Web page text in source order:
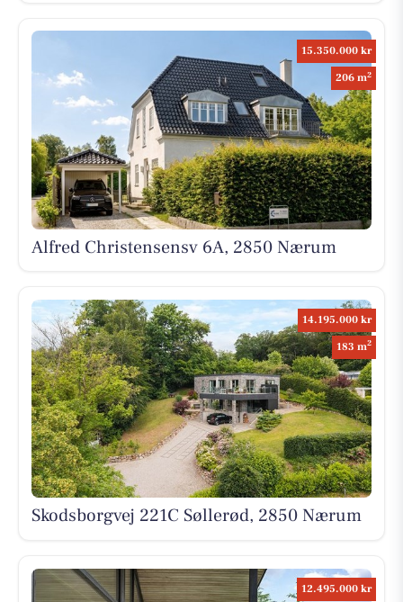
15.350.000 kr
206 m2
Alfred Christensensv 6A, 2850 Nærum
14.195.000 kr
183 m2
Skodsborgvej 221C Søllerød, 2850 Nærum
12.495.000 kr